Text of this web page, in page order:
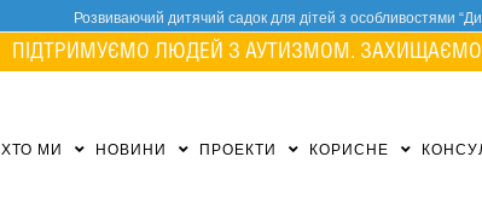
Розвиваючий дитячий садок для дітей з особливостями
ПІДТРИМУЄМО ЛЮДЕЙ З АУТИЗМОМ. ЗАХИЩАЄМО
ХТО МИ НОВИНИ ПРОЕКТИ КОРИСНЕ